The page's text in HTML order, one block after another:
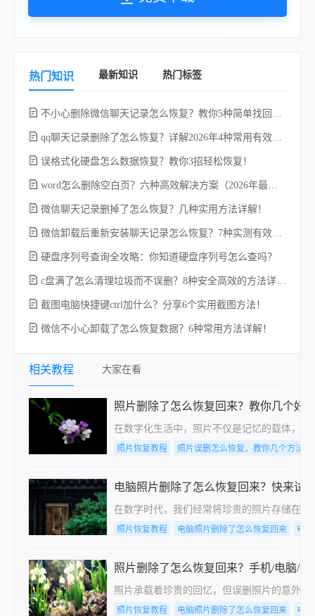
热门知识 最新知识 热门标签
误格式化硬盘怎么数据恢复？教你3招轻松恢复！
微信聊天记录删掉了怎么恢复？几种实用方法详解！
硬盘序列号查询全攻略：你知道硬盘序列号怎么查吗？
截图电脑快捷键ctrl加什么？分享6个实用截图方法！
微信不小心卸载了怎么恢复数据？6种常用方法详解！
相关教程 大家在看
照片删除了怎么恢复回来？教你几个好
在数字化生活中，照片不仅是记忆的载体，
照片恢复教程 照片误删怎么恢复，教你几个方法
电脑照片删除了怎么恢复回来？快来试
在数字时代，我们经常将珍贵的照片存储在
照片恢复教程 电脑照片删除了怎么恢复回来 电
照片删除了怎么恢复回来？手机/电脑/
照片承载着珍贵的回忆，但误删照片的意外
照片恢复教程 电脑照片删除了怎么恢复回来 电